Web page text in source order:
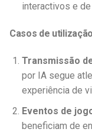
interactivos e
Casos de
Transmissão
por IA segue
experiência de
Eventos de
beneficiam de